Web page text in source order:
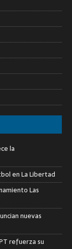
la
en La Libertad
Las
nuevas
refuerza su